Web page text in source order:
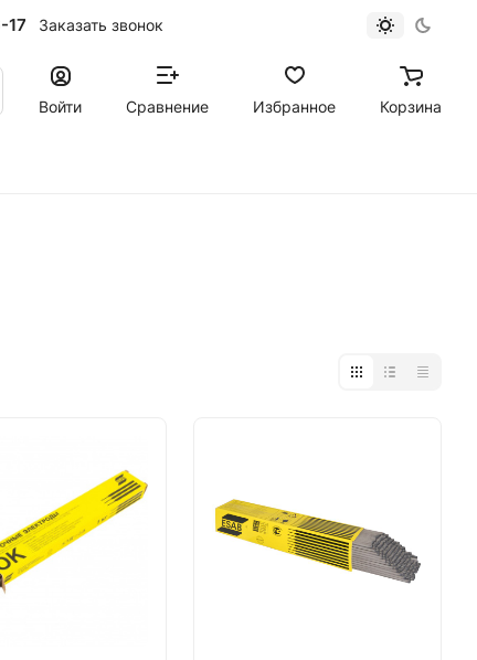
17 Заказать звонок
Войти Сравнение Избранное Корзина